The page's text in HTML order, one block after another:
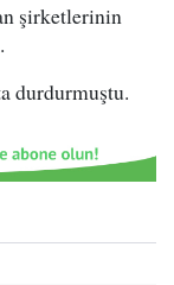
şirketlerinin
durdurmuştu.